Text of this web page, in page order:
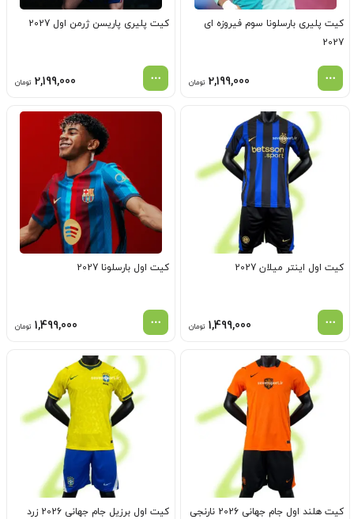
کیت پلیری بارسلونا سوم فیروزه ای
2027
2,199,000 تومان
کیت پلیری پاریسن ژرمن اول 2027
2,199,000 تومان
کیت اول اینتر میلان 2027
1,499,000 تومان
کیت اول بارسلونا 2027
1,499,000 تومان
کیت هلند اول جام جهانی 2026 نارنجی کیت اول برزیل جام جهانی 2026 زرد